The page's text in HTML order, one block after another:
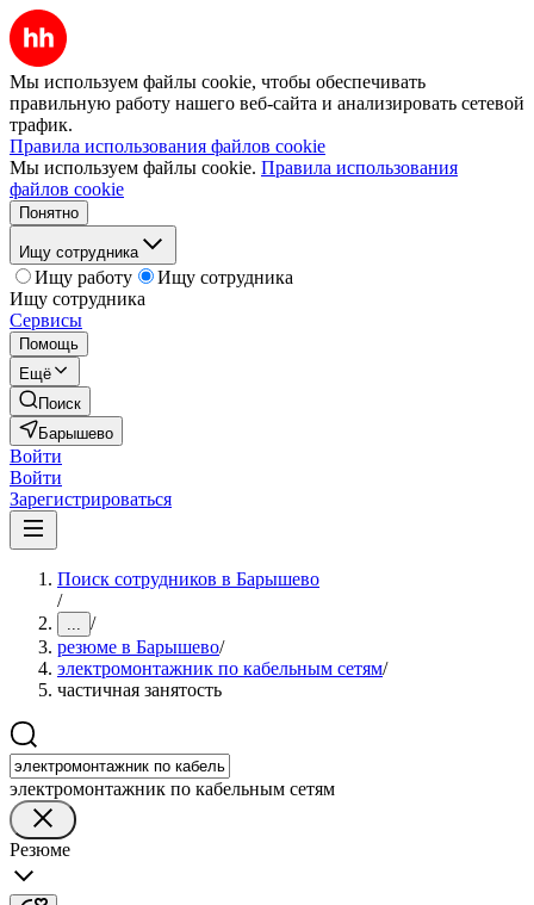
Мы используем файлы cookie, чтобы обеспечивать
правильную работу нашего веб-сайта и анализировать сетевой
трафик.
Правила использования файлов cookie
Мы используем файлы cookie. Правила использования
файлов cookie
Понятно
Ищу сотрудника
Ищу работу
Ищу сотрудника
Ищу сотрудника
Сервисы
Помощь
Ещё
Поиск
Барышево
Войти
Войти
Зарегистрироваться
Поиск сотрудников в Барышево
/
... /
резюме в Барышево/
электромонтажник по кабельным сетям/
частичная занятость
электромонтажник по кабельным сетям
Резюме